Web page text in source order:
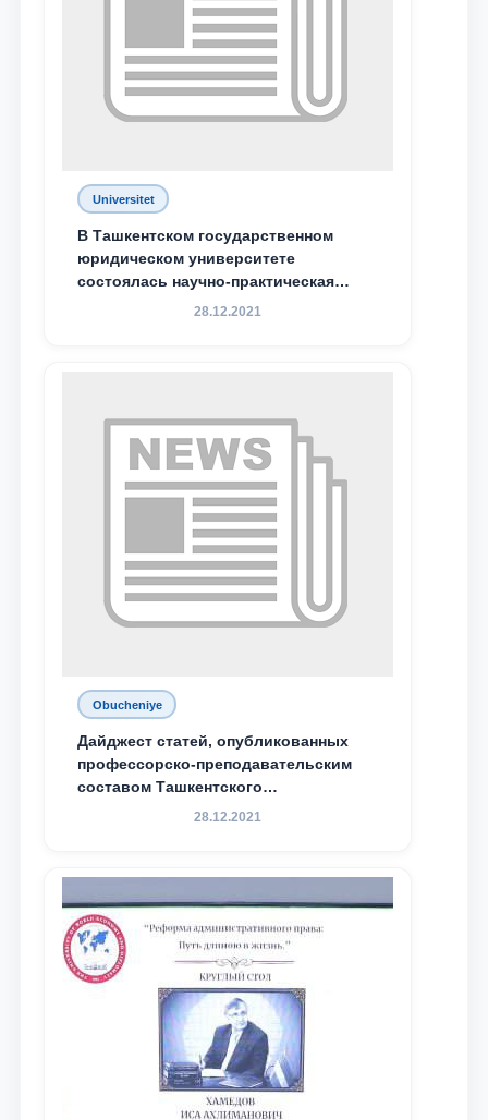
Universitet
В Ташкентском государственном
юридическом университете
состоялась научно-практическая
конференция магистрантов
28.12.2021
Obucheniye
Дайджест статей, опубликованных
профессорско-преподавательским
составом Ташкентского
государственного юридического
доведения до международного
сообщества результатов реформ и
исследований в сфере
противодействия коррупции
28.12.2021